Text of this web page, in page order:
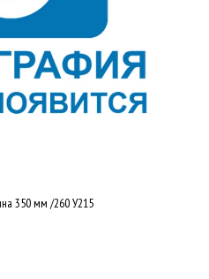
350 мм /260 У215